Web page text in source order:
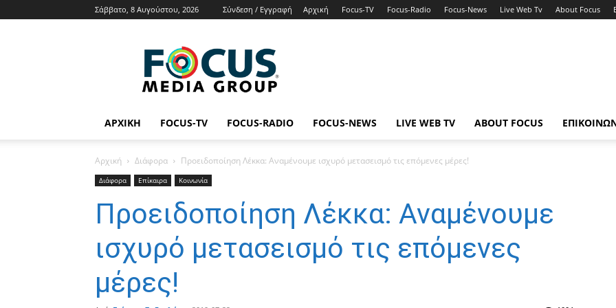
Σάββατο, 8 Αυγούστου, 2026 Σύνδεση / Εγγραφή Αρχική Focus-TV Focus-Radio Focus-News Live Web Tv About Focus
Focus
Media
Group
Tv
News
ΑΡΧΙΚΉ FOCUS-TV FOCUS-RADIO FOCUS-NEWS LIVE WEB TV ABOUT FOCUS
Αρχική Διάφορα Προειδοποίηση Λέκκα: Αναμένουμε ισχυρό μετασεισμό τις επόμενες μέρες!
Διάφορα Επίκαιρα Κοινωνία
Προειδοποίηση Λέκκα: Αναμένουμε
ισχυρό μετασεισμό τις επόμενες
μέρες!